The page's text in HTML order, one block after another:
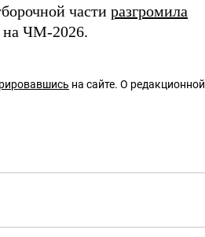
части разгромила
на ЧМ-2026.
на сайте. О редакционной